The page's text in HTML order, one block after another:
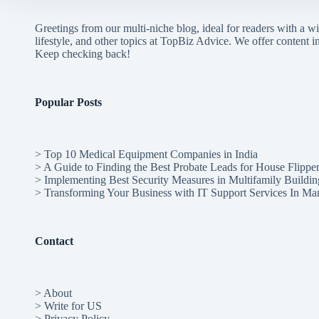
Greetings from our multi-niche blog, ideal for readers with a
lifestyle, and other topics at TopBiz Advice. We offer content
Keep checking back!
Popular Posts
> Top 10 Medical Equipment Companies in India
> A Guide to Finding the Best Probate Leads for House
> Implementing Best Security Measures in Multifamily
> Transforming Your Business with IT Support Services In
Contact
> About
> Write for US